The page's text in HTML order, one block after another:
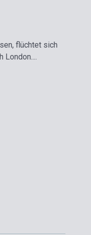
flüchtet sich
London....